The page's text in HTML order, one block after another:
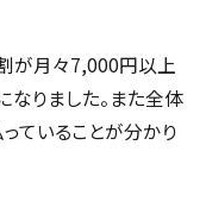
が月々7,000円以上
りました。また全体
ていることが分かり